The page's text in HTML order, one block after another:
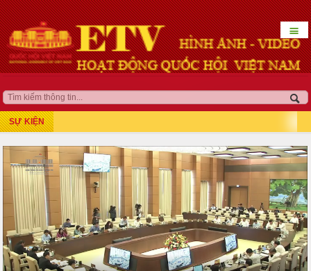
QUỐC HỘI KHÓA XV
Kỳ họp bất thường lần thứ 5
Kỳ họp thứ 8
Kỳ họp thứ 10
Kỳ họp thứ 9
☰
SỰ KIỆN